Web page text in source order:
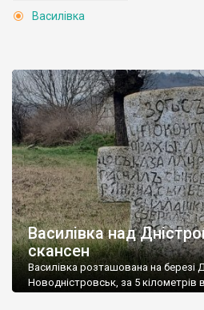
Василівка
Василівка над
скансен
Василівка розташована на березі
Новодністровськ, за 5